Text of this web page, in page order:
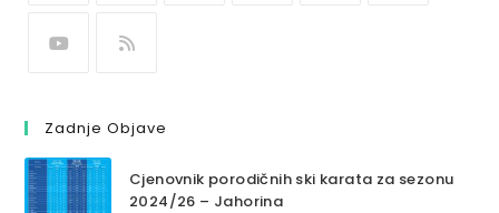
Zadnje Objave
Cjenovnik porodičnih ski karata za sezonu
2024/26 – Jahorina